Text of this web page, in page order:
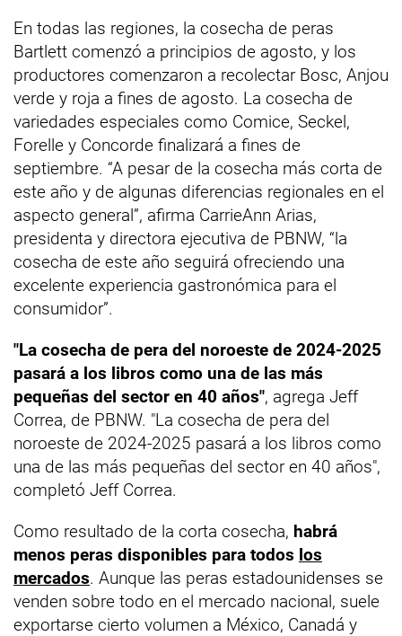
En todas las regiones, la cosecha de peras
Bartlett comenzó a principios de agosto, y los
productores comenzaron a recolectar Bosc, Anjou
verde y roja a fines de agosto. La cosecha de
variedades especiales como Comice, Seckel,
Forelle y Concorde finalizará a fines de
septiembre. “A pesar de la cosecha más corta de
este año y de algunas diferencias regionales en el
aspecto general”, afirma CarrieAnn Arias,
presidenta y directora ejecutiva de PBNW, “la
cosecha de este año seguirá ofreciendo una
excelente experiencia gastronómica para el
consumidor”.
"La cosecha de pera del noroeste de 2024-2025
pasará a los libros como una de las más
pequeñas del sector en 40 años", agrega Jeff
Correa, de PBNW. "La cosecha de pera del
noroeste de 2024-2025 pasará a los libros como
una de las más pequeñas del sector en 40 años",
completó Jeff Correa.
Como resultado de la corta cosecha, habrá
menos peras disponibles para todos los
mercados. Aunque las peras estadounidenses se
venden sobre todo en el mercado nacional, suele
exportarse cierto volumen a México, Canadá y